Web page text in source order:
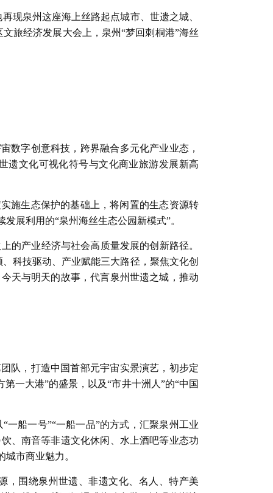
现泉州这座海上丝路起点城市、世遗之城、
旅经济发展大会上，泉州“梦回刺桐港”海丝
数字创意科技，跨界融合多元化产业业态，
遗文化可视化符号与文化商业旅游发展新高
施生态保护的基础上，将闲置的生态资源转
展利用的“泉州海丝生态公园新模式”。
的产业经济与社会高质量发展的创新路径。
科技驱动、产业赋能三大路径，聚焦文化创
天与明天的故事，代言泉州世遗之城，推动
队，打造中国首部元宇宙实景演艺，初步定
一大港”的盛景，以及“市井十洲人”的“中国
一船一号”“一船一品”的方式，汇聚泉州工业
、南音等非遗文化休闲、水上酒吧等业态功
市商业魅力。
，围绕泉州世遗、非遗文化、名人、特产美